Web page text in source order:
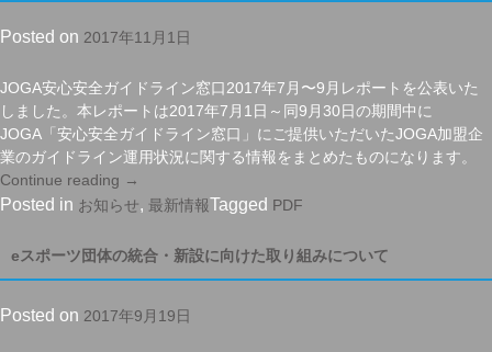
体
統
合・
新
設
に
向
た
組
Posted on 2017年11月1日
JOGA安心安全ガイドライン窓口2017年7月〜9月レポートを公表いた
しました。本レポートは2017年7月1日～同9月30日の期間中に
JOGA「安心安全ガイドライン窓口」にご提供いただいたJOGA加盟企
業のガイドライン運用状況に関する情報をまとめたものになります。
Continue reading “JOGA
安
安
イ
→
Posted in お知らせ, 最新情報Tagged PDF
eスポーツ団体の統合・新設に向けた取り組みについて
Posted on 2017年9月19日